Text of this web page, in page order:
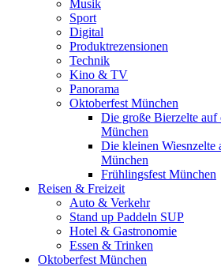
Musik
Sport
Digital
Produktrezensionen
Technik
Kino & TV
Panorama
Oktoberfest München
Die große Bierzelte auf
München
Die kleinen Wiesnzelte
München
Frühlingsfest München
Reisen & Freizeit
Auto & Verkehr
Stand up Paddeln SUP
Hotel & Gastronomie
Essen & Trinken
Oktoberfest München